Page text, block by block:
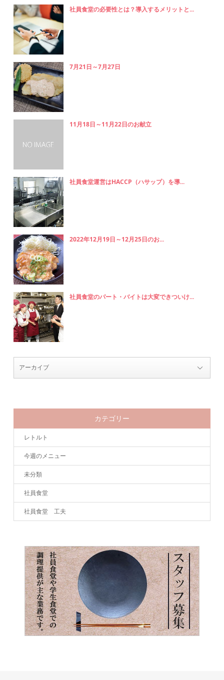
社員食堂の必要性とは？導入するメリットと...
7月21日～7月27日
11月18日～11月22日のお献立
社員食堂運営はHACCP（ハサップ）を導...
2022年12月19日～12月25日のお...
社員食堂のパート・バイトは大変できついけ...
カテゴリー
レトルト
今週のメニュー
未分類
社員食堂
社員食堂 工夫